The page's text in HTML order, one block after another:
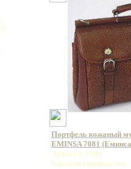
Портфель кожаный
EMINSA 7081
Артикул: 7081
Базовая единица: шт